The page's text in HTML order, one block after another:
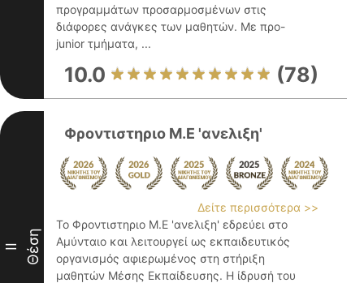
προγραμμάτων προσαρμοσμένων στις
διάφορες ανάγκες των μαθητών. Με προ-
junior τμήματα, ...
10.0 (78)
II Θέση
Φροντιστηριο Μ.Ε 'ανελιξη'
Δείτε περισσότερα >>
Το Φροντιστηριο Μ.Ε 'ανελιξη' εδρεύει στο
Αμύνταιο και λειτουργεί ως εκπαιδευτικός
οργανισμός αφιερωμένος στη στήριξη
μαθητών Μέσης Εκπαίδευσης. Η ίδρυσή του